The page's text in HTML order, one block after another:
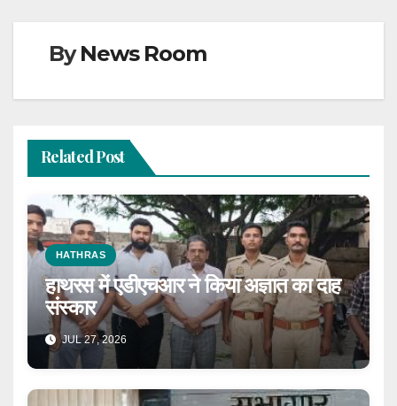
ByNews Room
Related Post
HATHRAS
हाथरस में एडीएचआर ने किया अज्ञात का दाह
संस्कार
JUL 27, 2026